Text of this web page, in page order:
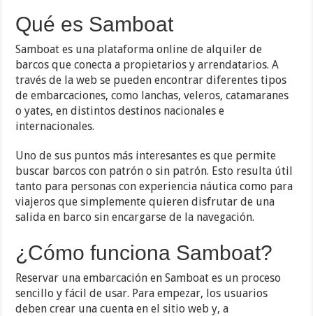
Qué es Samboat
Samboat es una plataforma online de alquiler de
barcos que conecta a propietarios y arrendatarios. A
través de la web se pueden encontrar diferentes tipos
de embarcaciones, como lanchas, veleros, catamaranes
o yates, en distintos destinos nacionales e
internacionales.
Uno de sus puntos más interesantes es que permite
buscar barcos con patrón o sin patrón. Esto resulta útil
tanto para personas con experiencia náutica como para
viajeros que simplemente quieren disfrutar de una
salida en barco sin encargarse de la navegación.
¿Cómo funciona Samboat?
Reservar una embarcación en Samboat es un proceso
sencillo y fácil de usar. Para empezar, los usuarios
deben crear una cuenta en el sitio web y, a